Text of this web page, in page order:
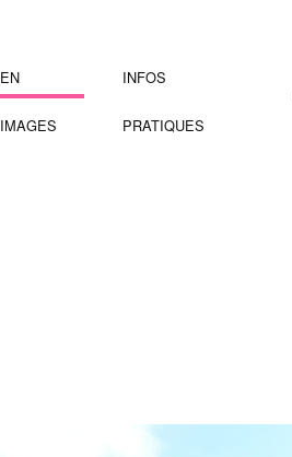
EN
IMAGES
INFOS
PRATIQUES